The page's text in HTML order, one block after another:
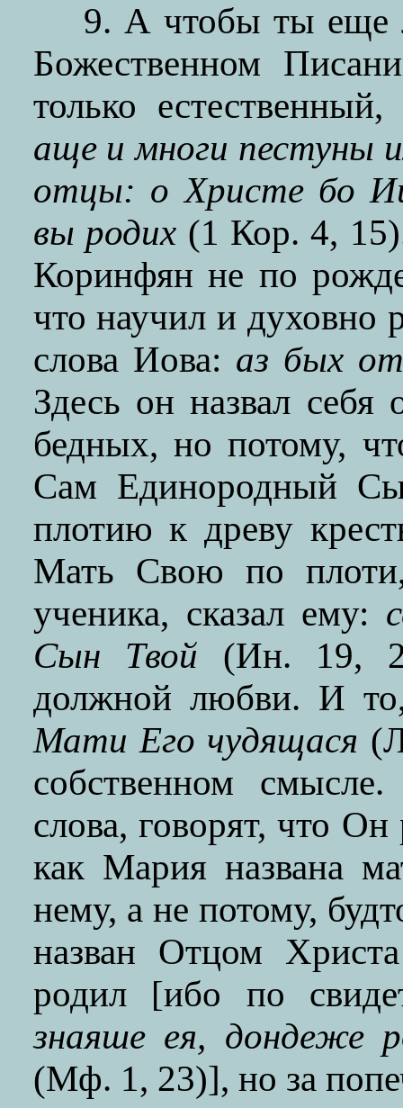
9. А чтобы ты еще
Божественном
только
аще и многи пестуны
отцы: о Христе бо
вы родих (1 Кор. 4,
Коринфян не по
что научил и
слова Иова: аз бых
Здесь он назвал
бедных, но потому,
Сам Единородный
плотию к древу
Мать Свою по
ученика, сказал ему:
Сын Твой (Ин. 19,
должной любви. И
Мати Его чудящася
собственном
слова, говорят, что
как Мария названа
нему, а не потому,
назван Отцом
родил [ибо по
знаяше ея, дондеже
(Мф. 1, 23)], но за